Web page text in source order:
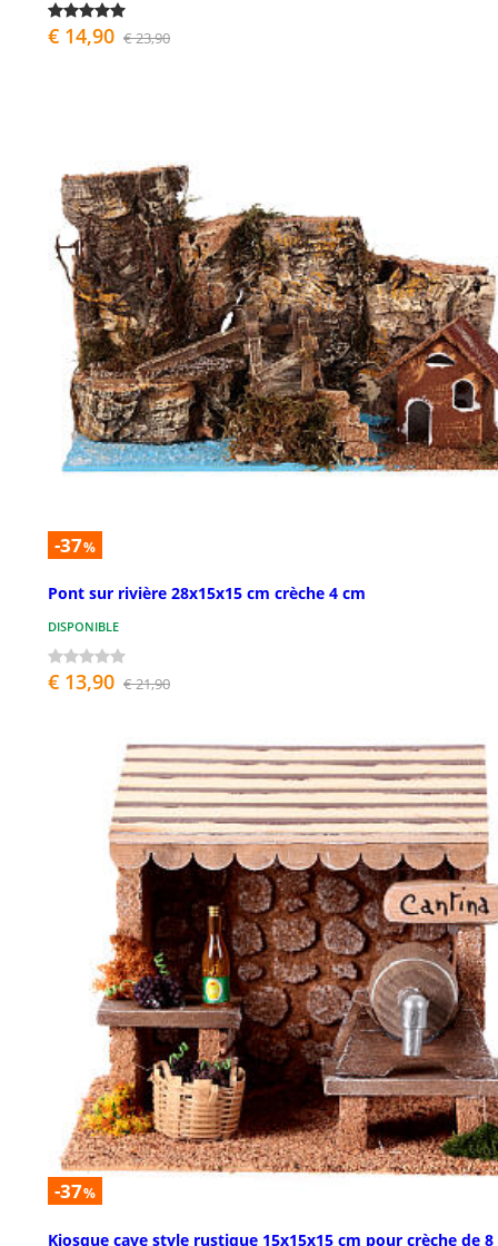
€ 14,90 € 23,90
-37%
Pont sur rivière 28x15x15 cm crèche 4 cm
DISPONIBLE
€ 13,90 € 21,90
-37%
Kiosque cave style rustique 15x15x15 cm pour crèche de 8